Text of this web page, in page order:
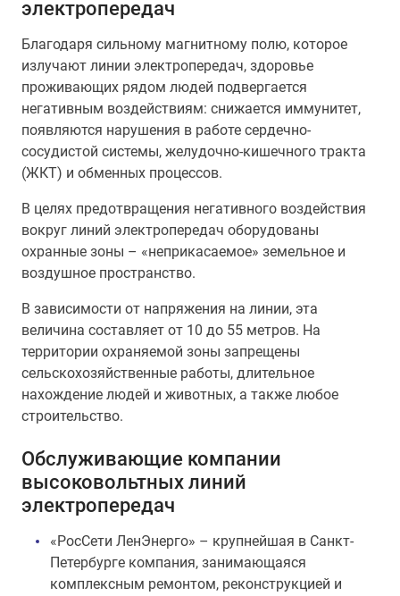
электропередач
Благодаря сильному магнитному полю, которое
излучают линии электропередач, здоровье
проживающих рядом людей подвергается
негативным воздействиям: снижается иммунитет,
появляются нарушения в работе сердечно-
сосудистой системы, желудочно-кишечного тракта
(ЖКТ) и обменных процессов.
В целях предотвращения негативного воздействия
вокруг линий электропередач оборудованы
охранные зоны – «неприкасаемое» земельное и
воздушное пространство.
В зависимости от напряжения на линии, эта
величина составляет от 10 до 55 метров. На
территории охраняемой зоны запрещены
сельскохозяйственные работы, длительное
нахождение людей и животных, а также любое
строительство.
Обслуживающие компании
высоковольтных линий
электропередач
«РосСети ЛенЭнерго» – крупнейшая в Санкт-
Петербурге компания, занимающаяся
комплексным ремонтом, реконструкцией и